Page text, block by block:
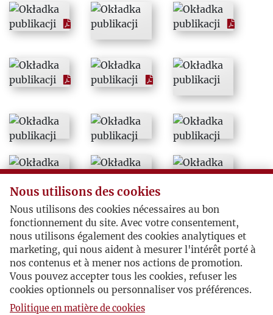
1993
1994
1996
1997
1999
2000
2001
Nous utilisons des cookies
Nous utilisons des cookies nécessaires au bon
fonctionnement du site. Avec votre consentement,
nous utilisons également des cookies analytiques et
marketing, qui nous aident à mesurer l'intérêt porté à
nos contenus et à mener nos actions de promotion.
Vous pouvez accepter tous les cookies, refuser les
cookies optionnels ou personnaliser vos préférences.
Politique en matière de cookies